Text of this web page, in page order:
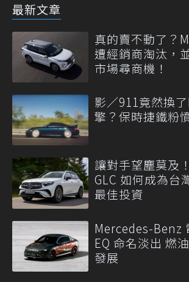
最新文章
真的賣不動了？
遭經銷商淘汰，
市場尋商機！
影／911竟然換
擎？保時捷鐵粉
讓對手望塵莫及
GLC 如何成為台
最佳投資
Mercedes-Benz
EQ 命名淡出 燃
發展